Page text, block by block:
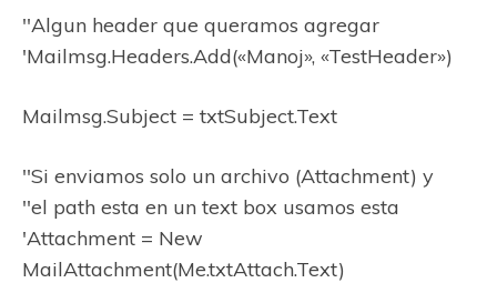
''Algun header que queramos agregar
'Mailmsg.Headers.Add(«Manoj», «TestHeader»)
Mailmsg.Subject = txtSubject.Text
''Si enviamos solo un archivo (Attachment) y
''el path esta en un text box usamos esta
'Attachment = New
MailAttachment(Me.txtAttach.Text)